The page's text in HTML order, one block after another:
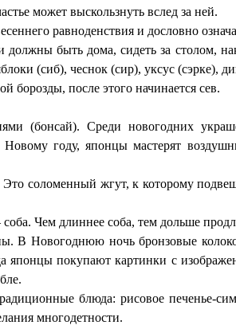
может выскользнуть вслед за ней.
равноденствия и дословно
быть дома, сидеть за столом,
(сиб), чеснок (сир), уксус (сэрке),
борозды, после этого начинается сев.
(бонсай). Среди новогодних
году, японцы мастерят
соломенный жгут, к которому
Чем длиннее соба, тем дольше
Новогоднюю ночь бронзовые
покупают картинки с
блюда: рисовое печенье-
многодетности.